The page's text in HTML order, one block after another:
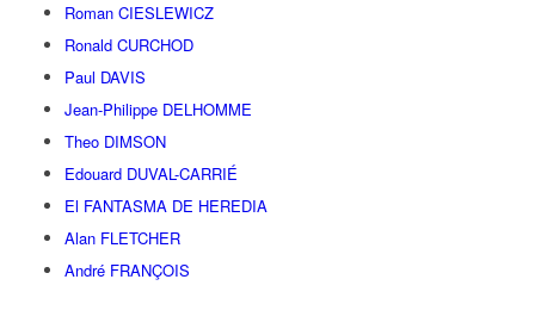
Roman CIESLEWICZ
Ronald CURCHOD
Paul DAVIS
Jean-Philippe DELHOMME
Theo DIMSON
Edouard DUVAL-CARRIÉ
El FANTASMA DE HEREDIA
Alan FLETCHER
André FRANÇOIS